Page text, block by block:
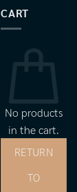
CART
No products
in the cart.
RETURN
TO